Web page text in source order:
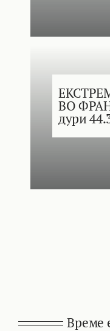
ВО
дури
Време